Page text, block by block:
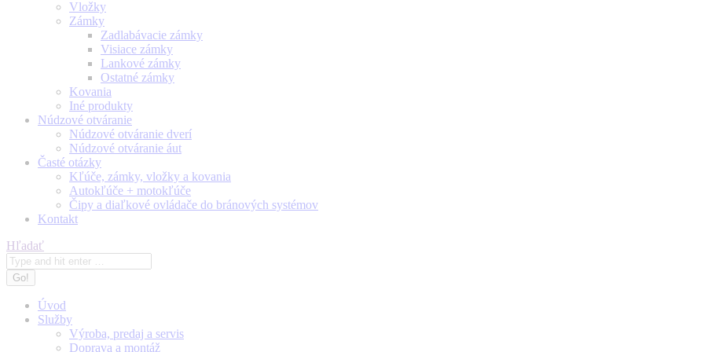
Vložky
Zámky
Zadlabávacie zámky
Visiace zámky
Lankové zámky
Ostatné zámky
Kovania
Iné produkty
Núdzové otváranie
Núdzové otváranie dverí
Núdzové otváranie áut
Časté otázky
Kľúče, zámky, vložky a kovania
Autokľúče + motokľúče
Čipy a diaľkové ovládače do bránových systémov
Kontakt
Search:
Hľadať
Úvod
Služby
Výroba, predaj a servis
Doprava a montáž